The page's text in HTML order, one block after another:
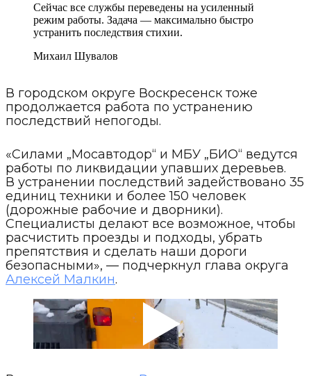
Сейчас все службы переведены на усиленный
режим работы. Задача — максимально быстро
устранить последствия стихии.
Михаил Шувалов
В городском округе Воскресенск тоже
продолжается работа по устранению
последствий непогоды.
«Силами „Мосавтодор“ и МБУ „БИО“ ведутся
работы по ликвидации упавших деревьев.
В устранении последствий задействовано 35
единиц техники и более 150 человек
(дорожные рабочие и дворники).
Специалисты делают все возможное, чтобы
расчистить проезды и подходы, убрать
препятствия и сделать наши дороги
безопасными», — подчеркнул глава округа
Алексей Малкин.